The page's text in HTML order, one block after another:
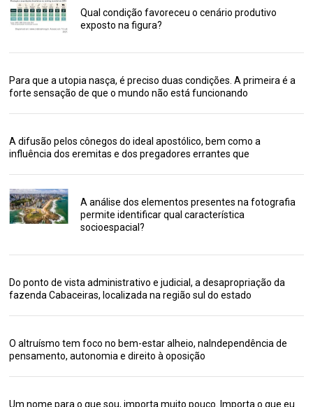
Qual condição favoreceu o cenário produtivo
exposto na figura?
Para que a utopia nasça, é preciso duas condições. A primeira é a
forte sensação de que o mundo não está funcionando
A difusão pelos cônegos do ideal apostólico, bem como a
influência dos eremitas e dos pregadores errantes que
A análise dos elementos presentes na fotografia
permite identificar qual característica
socioespacial?
Do ponto de vista administrativo e judicial, a desapropriação da
fazenda Cabaceiras, localizada na região sul do estado
O altruísmo tem foco no bem-estar alheio, naIndependência de
pensamento, autonomia e direito à oposição
Um nome para o que sou, importa muito pouco. Importa o que eu